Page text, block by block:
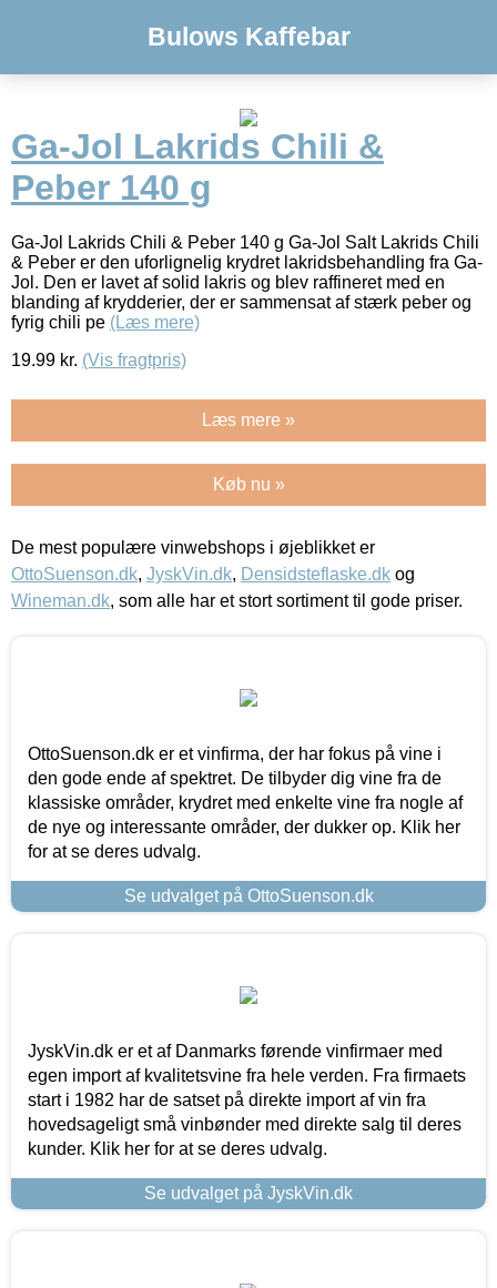
Bulows Kaffebar
Ga-Jol Lakrids Chili &
Peber 140 g
Ga-Jol Lakrids Chili & Peber 140 g Ga-Jol Salt Lakrids Chili
& Peber er den uforlignelig krydret lakridsbehandling fra Ga-
Jol. Den er lavet af solid lakris og blev raffineret med en
blanding af krydderier, der er sammensat af stærk peber og
fyrig chili pe (Læs mere)
19.99 kr. (Vis fragtpris)
Læs mere »
Køb nu »
De mest populære vinwebshops i øjeblikket er
OttoSuenson.dk, JyskVin.dk, Densidsteflaske.dk og
Wineman.dk, som alle har et stort sortiment til gode priser.
OttoSuenson.dk er et vinfirma, der har fokus på vine i
den gode ende af spektret. De tilbyder dig vine fra de
klassiske områder, krydret med enkelte vine fra nogle af
de nye og interessante områder, der dukker op. Klik her
for at se deres udvalg.
Se udvalget på OttoSuenson.dk
JyskVin.dk er et af Danmarks førende vinfirmaer med
egen import af kvalitetsvine fra hele verden. Fra firmaets
start i 1982 har de satset på direkte import af vin fra
hovedsageligt små vinbønder med direkte salg til deres
kunder. Klik her for at se deres udvalg.
Se udvalget på JyskVin.dk